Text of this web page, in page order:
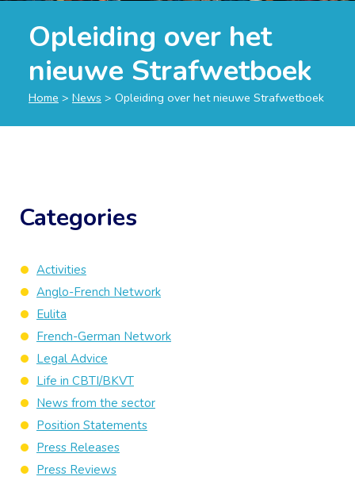
Opleiding over het
nieuwe Strafwetboek
Home > News > Opleiding over het nieuwe Strafwetboek
Categories
Activities
Anglo-French Network
Eulita
French-German Network
Legal Advice
Life in CBTI/BKVT
News from the sector
Position Statements
Press Releases
Press Reviews